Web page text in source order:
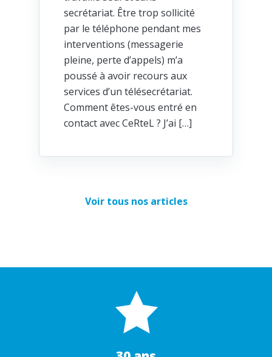
secrétariat. Être trop sollicité
par le téléphone pendant mes
interventions (messagerie
pleine, perte d’appels) m’a
poussé à avoir recours aux
services d’un télésecrétariat.
Comment êtes-vous entré en
contact avec CeRteL ? J’ai […]
Voir tous nos articles